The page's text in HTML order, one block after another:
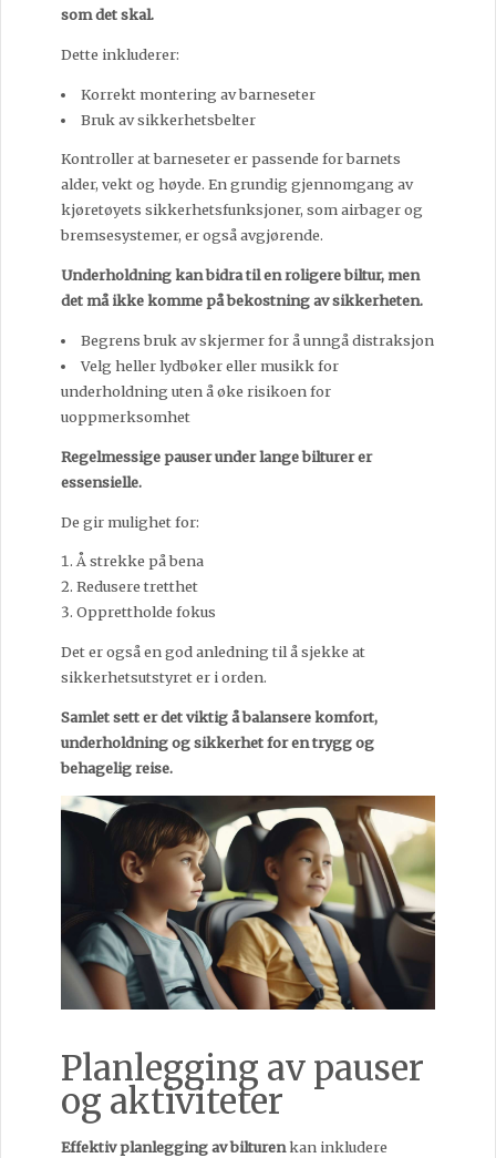
som det skal.
Dette inkluderer:
Korrekt montering av barneseter
Bruk av sikkerhetsbelter
Kontroller at barneseter er passende for barnets
alder, vekt og høyde. En grundig gjennomgang av
kjøretøyets sikkerhetsfunksjoner, som airbager og
bremsesystemer, er også avgjørende.
Underholdning kan bidra til en roligere biltur, men
det må ikke komme på bekostning av sikkerheten.
Begrens bruk av skjermer for å unngå distraksjon
Velg heller lydbøker eller musikk for
underholdning uten å øke risikoen for
uoppmerksomhet
Regelmessige pauser under lange bilturer er
essensielle.
De gir mulighet for:
Å strekke på bena
Redusere tretthet
Opprettholde fokus
Det er også en god anledning til å sjekke at
sikkerhetsutstyret er i orden.
Samlet sett er det viktig å balansere komfort,
underholdning og sikkerhet for en trygg og
behagelig reise.
Planlegging av pauser
og aktiviteter
Effektiv planlegging av bilturenkan inkludere